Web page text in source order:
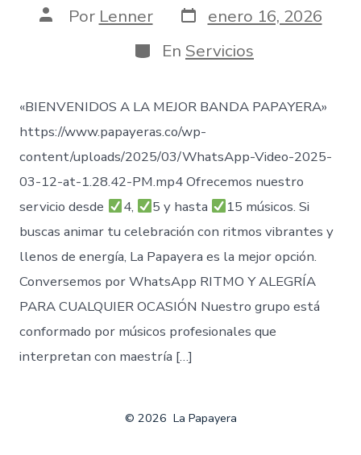
AutorPor Lenner Fecha
de
publicación
enero 16, 2026
Categorías
En Servicios
«BIENVENIDOS A LA MEJOR BANDA PAPAYERA»
https://www.papayeras.co/wp-
content/uploads/2025/03/WhatsApp-Video-2025-
03-12-at-1.28.42-PM.mp4 Ofrecemos nuestro
servicio desde
4, 5 y hasta
15 músicos. Si
buscas animar tu celebración con ritmos vibrantes y
llenos de energía, La Papayera es la mejor opción.
Conversemos por WhatsApp RITMO Y ALEGRÍA
PARA CUALQUIER OCASIÓN Nuestro grupo está
conformado por músicos profesionales que
interpretan con maestría […]
© 2026 La Papayera